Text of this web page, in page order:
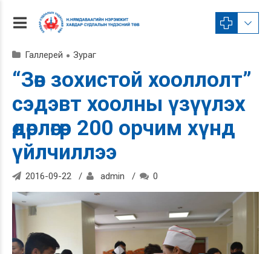
Галлерей Зураг
“Зөв зохистой хооллолт”
сэдэвт хоолны үзүүлэх
өдөрлөгөөр 200 орчим хүнд
үйлчиллээ
2016-09-22 admin 0